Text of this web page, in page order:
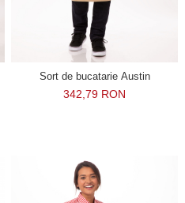
Sort de bucatarie Austin
342,79 RON